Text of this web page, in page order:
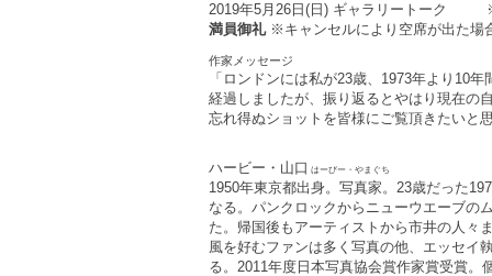
2019年5月26日(日) ギャラリートーク
満員御礼※キャンセルにより空席が出た場
作家メッセージ
「ロンドンには私が23歳、1973年より10
経過しましたが、振り返るとやはり現在の
忘れ得ぬショットを皆様にご覧頂きたいと
ハービー・山口 はーびー・やまぐち
1950年東京都出身。写真家。23歳だった
なる。パンクロックからニューウエーブの
た。帰国後もアーティストから市井の人々
風を好むファンは多く写真の他、エッセイ
る。2011年度日本写真協会賞作家賞受賞。